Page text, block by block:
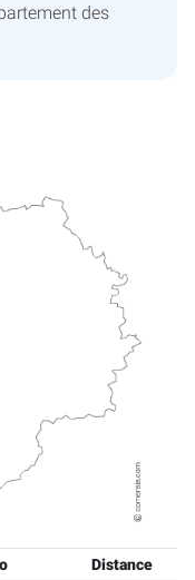
des
Distance